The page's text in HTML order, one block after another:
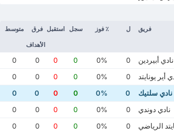
فريق ل ٪ فوز سجل استقبل فرق
الأهداف
متوسط
نادي أبيردين 0
0%
0
0
0
0
أير يونايتد 0
0%
0
0
0
0
نادي سلتيك 0
0%
0
0
0
0
نادي دوندي 0
0%
0
0
0
0
الرياضي 0
0%
0
0
0
0